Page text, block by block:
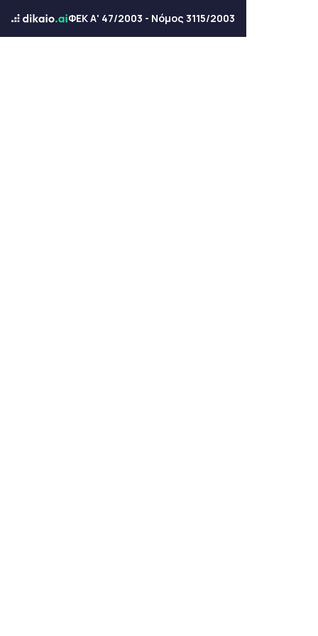
ΦΕΚ Α' 47/2003 - Νόμος 3115/2003